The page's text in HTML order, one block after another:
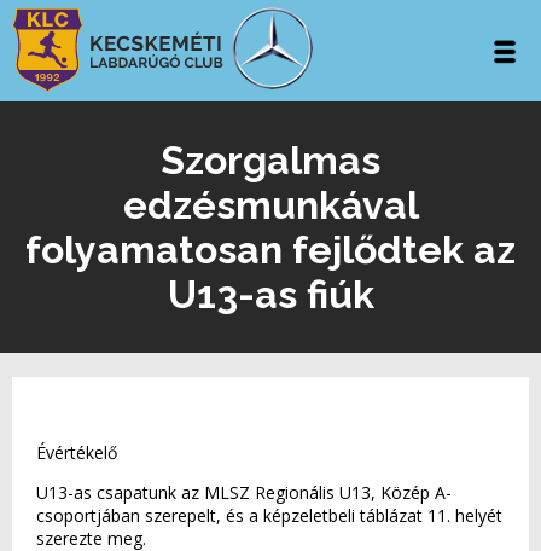
Szorgalmas
edzésmunkával
folyamatosan fejlődtek az
U13-as fiúk
Évértékelő
U13-as csapatunk az MLSZ Regionális U13, Közép A-
csoportjában szerepelt, és a képzeletbeli táblázat 11. helyét
szerezte meg.